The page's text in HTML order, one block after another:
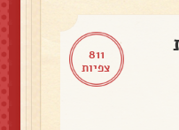
811
צפיות